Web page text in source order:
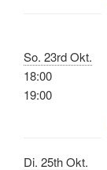
So. 23rd Okt.
18:00
19:00
Di. 25th Okt.